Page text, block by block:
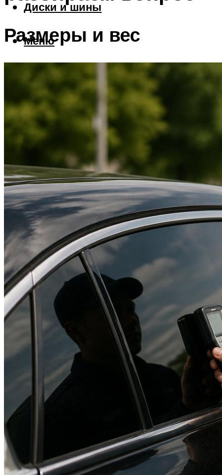
Диски и шины
Меню
Размеры и вес